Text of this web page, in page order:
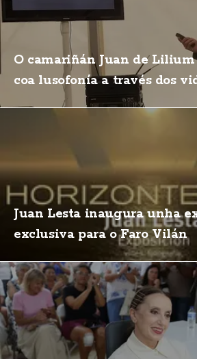
O camariñán Juan de
coa lusofonía a través dos
Juan Lesta inaugura unha
exclusiva para o Faro Vilán